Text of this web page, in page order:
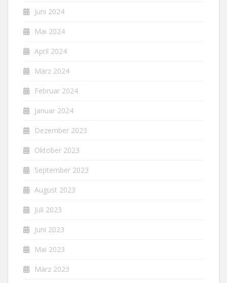
Juni 2024
Mai 2024
April 2024
März 2024
Februar 2024
Januar 2024
Dezember 2023
Oktober 2023
September 2023
August 2023
Juli 2023
Juni 2023
Mai 2023
März 2023